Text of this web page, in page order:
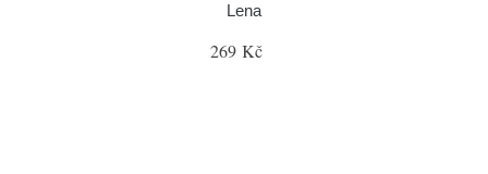
Lena
269 Kč